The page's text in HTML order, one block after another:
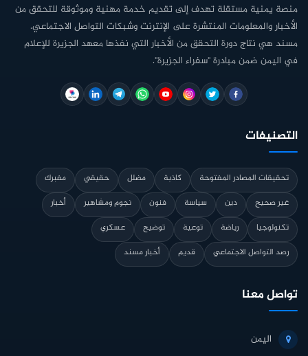
منصة يمنية مستقلة تهدف إلى تقديم خدمة مهنية وموثوقة للتحقق من
الأخبار والمعلومات المنتشرة على الإنترنت وشبكات التواصل الاجتماعي.
مسند هي نتاج دورة التحقق من الأخبار التي نفذها معهد الجزيرة للإعلام
في اليمن ضمن مبادرة "سفراء الجزيرة".
التصنيفات
تحقيقات المصادر المفتوحة كاذبة مضلل حقيقي
مفبرك
غير صحيح
دين سياسة فنون نجوم ومشاهير
أخبار
تكنولوجيا
رياضة توعية توضيح
عسكري
رصد التواصل الاجتماعي
قديم أخبار مسند
تواصل معنا
اليمن